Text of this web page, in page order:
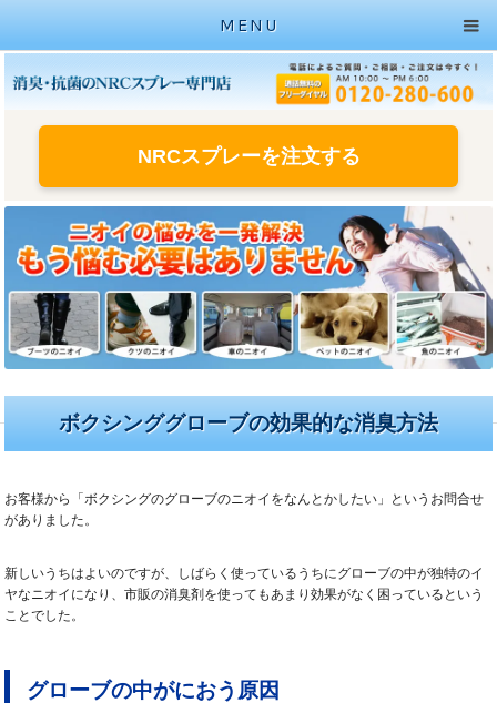
MENU
NRCスプレーを注文する
ボクシンググローブの効果的な消臭方法
お客様から「ボクシングのグローブのニオイをなんとかしたい」というお問合せ
がありました。
新しいうちはよいのですが、しばらく使っているうちにグローブの中が独特のイ
ヤなニオイになり、市販の消臭剤を使ってもあまり効果がなく困っているという
ことでした。
グローブの中がにおう原因